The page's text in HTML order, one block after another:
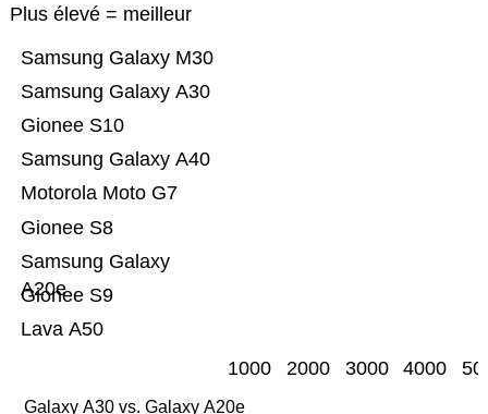
Plus élevé = meilleur
Lava A50
Gionee S9
Samsung Galaxy
A20e
Gionee S8
Motorola Moto G7
Samsung Galaxy A40
Gionee S10
Samsung Galaxy A30
Samsung Galaxy M30
1000 2000 3000 4000
Galaxy A30 vs. Galaxy A20e